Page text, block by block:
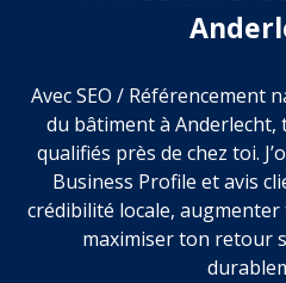
Avec SEO / Référencement
du bâtiment à
qualifiés près de chez toi.
Business Profile et avis
crédibilité locale, augmenter
maximiser ton retour